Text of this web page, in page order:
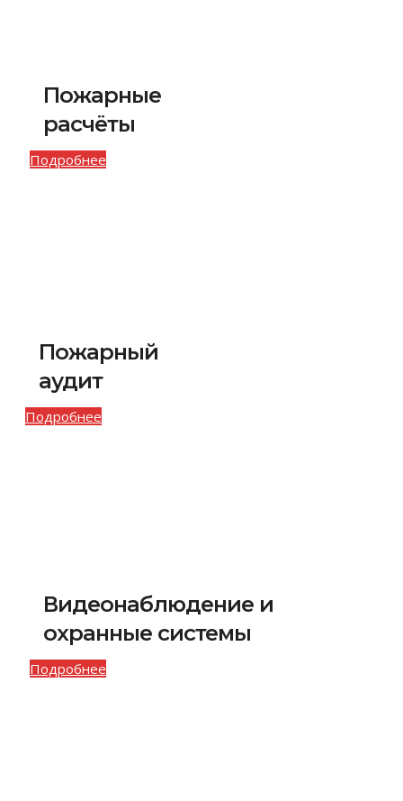
Пожарные
расчёты
Подробнее
Пожарный
аудит
Подробнее
Видеонаблюдение и
охранные системы
Подробнее